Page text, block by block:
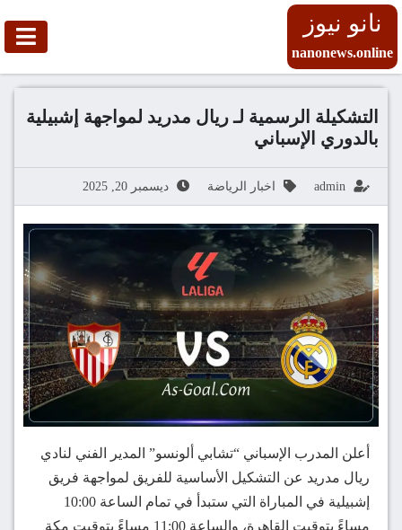
نانو نيوز
nanonews.online
التشكيلة الرسمية لـ ريال مدريد لمواجهة إشبيلية
بالدوري الإسباني
admin اخبار الرياضة ديسمبر 20, 2025
أعلن المدرب الإسباني “تشابي ألونسو” المدير الفني لنادي
ريال مدريد عن التشكيل الأساسية للفريق لمواجهة فريق
إشبيلية في المباراة التي ستبدأ في تمام الساعة 10:00
مساءً بتوقيت القاهرة، والساعة 11:00 مساءً بتوقيت مكة